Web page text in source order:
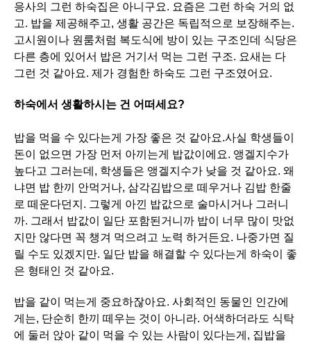
응사의 그런 하숙집은 아니구요. 요즘은 그런 하숙 거의 없
고. 밥을 제공해주고, 생활 공간은 독립적으로 보장해주는.
고시원이나 원룸처럼 복도식에 방이 있는 구조인데 식당은
다른 층에 있어서 밥은 거기서 먹는 그런 구조. 요새는 다
그런 것 같아요. 제가 경험한 하숙도 그런 구조였어요.
하숙에서 생활하시는 건 어떠세요?
밥을 먹을 수 있다는게 가장 좋은 것 같아요.사실 학생들이
돈이 없으면 가장 먼저 아끼는게 밥값이에요. 앵겔지수가
높다고 그러는데, 학생들은 앵겔지수가 낮을 것 같아요. 왜
냐면 밥 한끼 안먹거나, 삼각김밥으로 떼우거나 김밥 한줄
로 떼운다던지. 그렇게 아낀 밥값으로 술마시거나 그러니
까. 그래서 밥값이 일단 포함된거니까 밥이 너무 많이 맛없
지만 않다면 꼭 챙겨 먹으려고 노력 하거든요. 나중가면 질
릴 수도 있겠지만. 일단 밥을 해결할 수 있다는게 하숙이 좋
은 형태인 것 같아요.
밥을 같이 먹는게 중요하잖아요. 사회적인 동물인 인간에
게는, 단순히 한끼 떼우는 것이 아니라. 어색하더라도 식탁
에 둘러 앉아 같이 먹을 수 있는 사람이 있다는게, 집밥을